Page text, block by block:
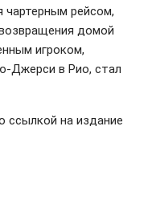
чартерным рейсом,
домой
игроком,
Джерси в Рио, стал
ссылкой на издание